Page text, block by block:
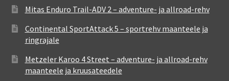
Mitas Enduro Trail-ADV 2 – adventure- ja allroad-rehv
Continental SportAttack 5 – sportrehv maanteele ja
ringrajale
Metzeler Karoo 4 Street – adventure- ja allroad-rehv
maanteele ja kruusateedele